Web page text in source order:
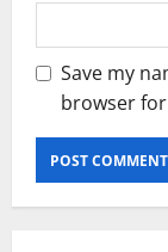
Save my
browser